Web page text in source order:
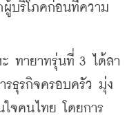
ผู้บริโภคก่อนที่ความ
ายาทรุ่นที่ 3 ได้ลา
รธุรกิจครอบครัว มุ่ง
ใจคนไทย โดยการ